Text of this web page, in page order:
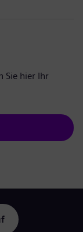
Sie hier Ihr